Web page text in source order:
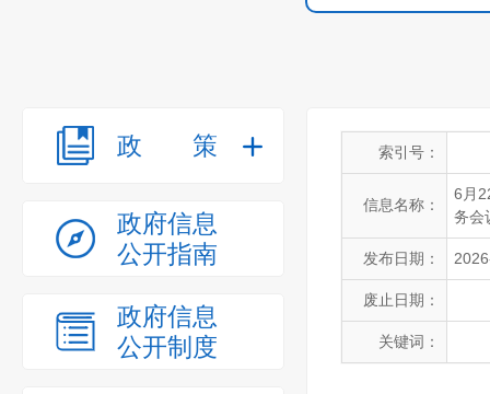
政策
政府信息
公开指南
政府信息
公开制度
索引号：
信息名称：
6月
务会
发布日期：
废止日期：
关键词：